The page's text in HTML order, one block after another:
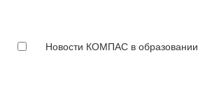
Новости КОМПАС в образовании